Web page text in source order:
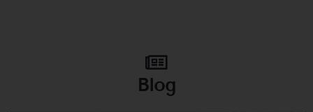
Blog